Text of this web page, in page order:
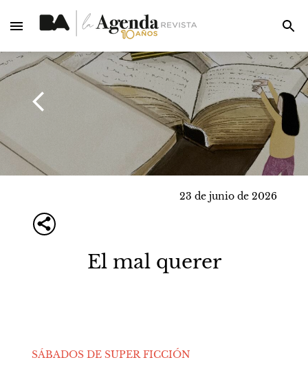
23 de junio de 2026
El mal querer
SÁBADOS DE SUPER FICCIÓN